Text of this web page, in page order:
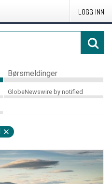
LOGG INN
Børsmeldinger
GlobeNewswire by notified